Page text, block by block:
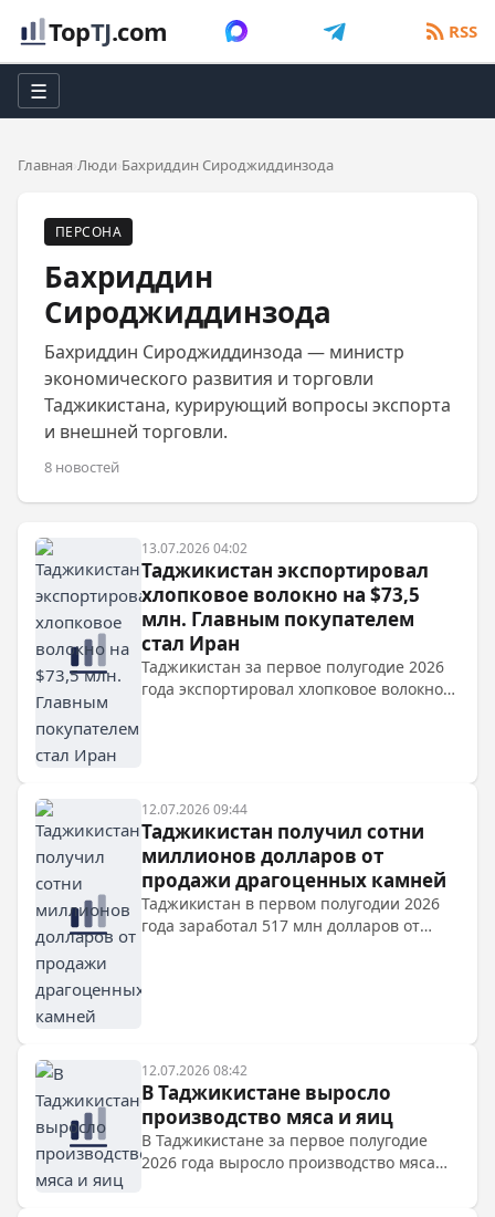
TopTJ.com RSS
☰
Главная Люди Бахриддин Сироджиддинзода
ПЕРСОНА
Бахриддин
Сироджиддинзода
Бахриддин Сироджиддинзода — министр
экономического развития и торговли
Таджикистана, курирующий вопросы экспорта
и внешней торговли.
8 новостей
13.07.2026 04:02
Таджикистан экспортировал
хлопковое волокно на $73,5
млн. Главным покупателем
стал Иран
Таджикистан за первое полугодие 2026
года экспортировал хлопковое волокно
госпрограмму развития.
12.07.2026 09:44
Таджикистан получил сотни
миллионов долларов от
продажи драгоценных камней
Таджикистан в первом полугодии 2026
года заработал 517 млн долларов от
12.07.2026 08:42
В Таджикистане выросло
производство мяса и яиц
В Таджикистане за первое полугодие
2026 года выросло производство мяса